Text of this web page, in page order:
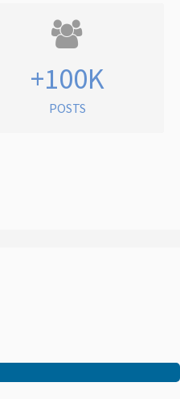
+100K
POSTS